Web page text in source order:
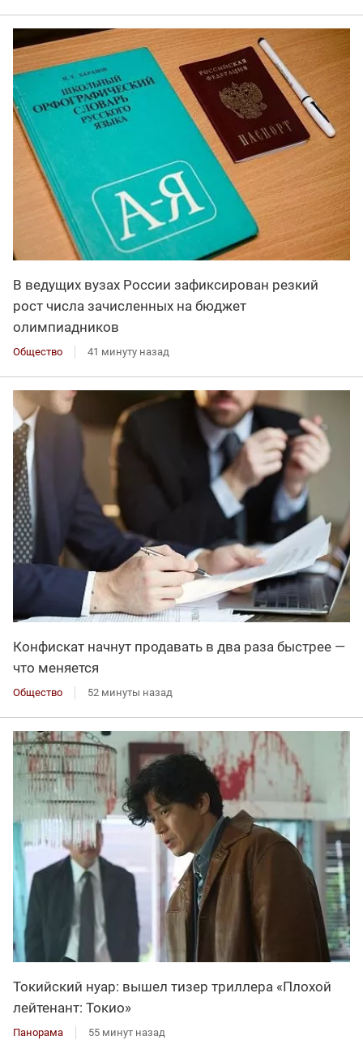
В ведущих вузах России зафиксирован резкий
рост числа зачисленных на бюджет
олимпиадников
Общество 41 минуту назад
Конфискат начнут продавать в два раза быстрее —
что меняется
Общество 52 минуты назад
Токийский нуар: вышел тизер триллера «Плохой
лейтенант: Токио»
Панорама 55 минут назад